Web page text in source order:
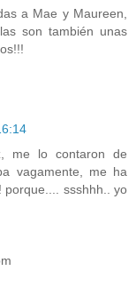
a Mae y Maureen,
son también unas
me lo contaron de
vagamente, me ha
porque.... ssshhh.. yo